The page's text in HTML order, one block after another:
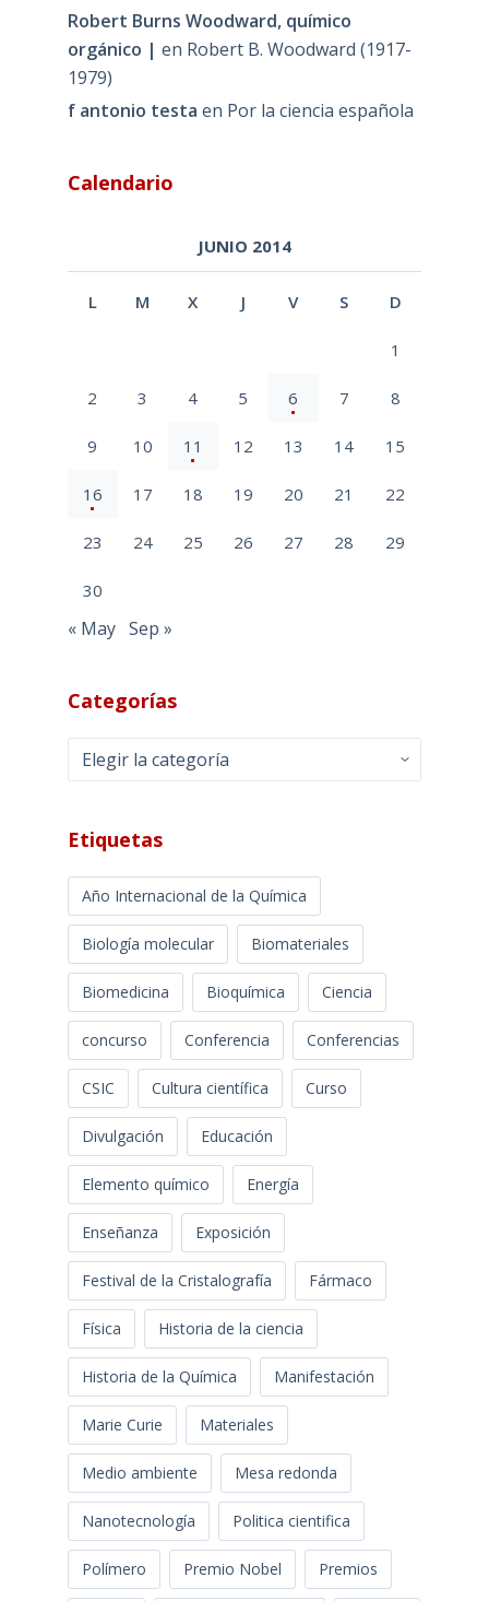
Robert Burns Woodward, químico
orgánico | en Robert B. Woodward (1917-
1979)
f antonio testa en Por la ciencia española
Calendario
JUNIO 2014
L M X J V S D
1
2 3 4 5 6 7 8
9 10 11 12 13 14 15
16 17 18 19 20 21 22
23 24 25 26 27 28 29
30
« May Sep »
Categorías
Categorías
Etiquetas
Año Internacional de la Química
Biología molecular Biomateriales
Biomedicina Bioquímica Ciencia
concurso Conferencia Conferencias
CSIC Cultura científica Curso
Divulgación Educación
Elemento químico Energía
Enseñanza Exposición
Festival de la Cristalografía Fármaco
Física Historia de la ciencia
Historia de la Química Manifestación
Marie Curie Materiales
Medio ambiente Mesa redonda
Nanotecnología Politica cientifica
Polímero Premio Nobel Premios